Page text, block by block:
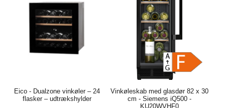
INSPIRATION
Eico - Dualzone vinkøler – 24
flasker – udtrækshylder
Vinkøleskab med glasdør 82 x 30
cm - Siemens iQ500 -
KU20WVHF0